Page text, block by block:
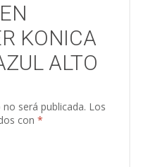
KONICA
ALTO
será publicada. Los
con *